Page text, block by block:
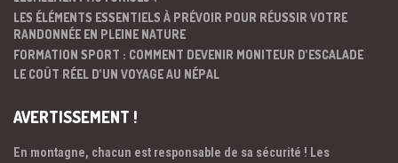
LES ÉLÉMENTS ESSENTIELS À PRÉVOIR POUR RÉUSSIR VOTRE
RANDONNÉE EN PLEINE NATURE
FORMATION SPORT : COMMENT DEVENIR MONITEUR D’ESCALADE
LE COÛT RÉEL D’UN VOYAGE AU NÉPAL
AVERTISSEMENT !
En montagne, chacun est responsable de sa sécurité ! Les